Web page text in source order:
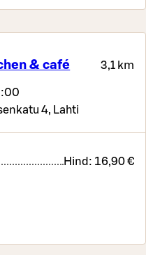
& café 3,1 km
4, Lahti
Hind: 16,90 €